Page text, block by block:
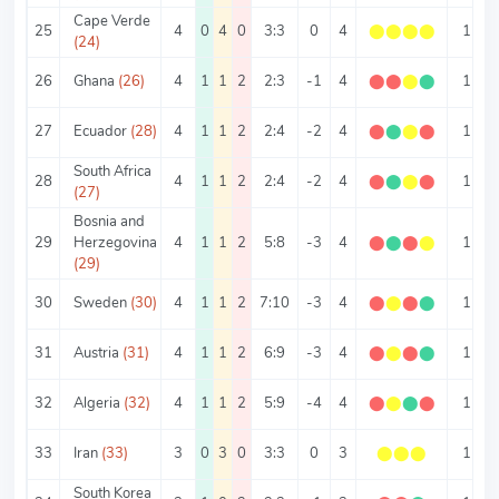
25
Cape Verde
(24)
4 0 4 0 3:3 0 4 ⬤⬤⬤⬤ 1
26 Ghana (26) 4 1 1 2 2:3 -1 4 ⬤⬤⬤⬤ 1
27 Ecuador (28) 4 1 1 2 2:4 -2 4 ⬤⬤⬤⬤ 1
28
South Africa
(27)
4 1 1 2 2:4 -2 4 ⬤⬤⬤⬤ 1
29
Bosnia and
Herzegovina
(29)
4 1 1 2 5:8 -3 4 ⬤⬤⬤⬤ 1
30 Sweden (30) 4 1 1 2 7:10 -3 4 ⬤⬤⬤⬤ 1
31 Austria (31) 4 1 1 2 6:9 -3 4 ⬤⬤⬤⬤ 1
32 Algeria (32) 4 1 1 2 5:9 -4 4 ⬤⬤⬤⬤ 1
33 Iran (33) 3 0 3 0 3:3 0 3 ⬤⬤⬤ 1
South Korea